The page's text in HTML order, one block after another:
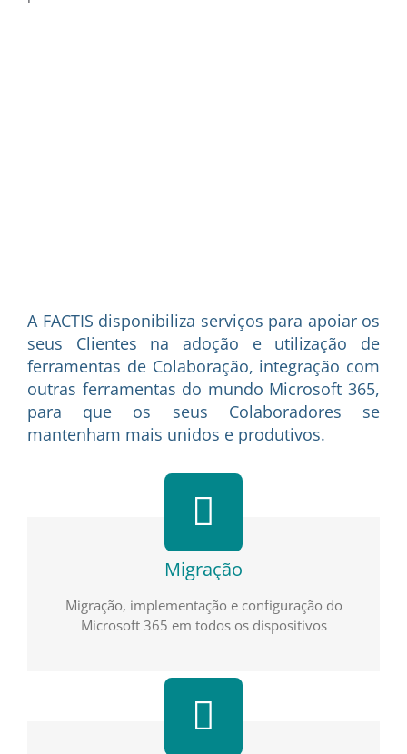
A FACTIS disponibiliza serviços para apoiar os
seus Clientes na adoção e utilização de
ferramentas de Colaboração, integração com
outras ferramentas do mundo Microsoft 365,
para que os seus Colaboradores se
mantenham mais unidos e produtivos.
Migração
Migração, implementação e configuração do
Microsoft 365 em todos os dispositivos